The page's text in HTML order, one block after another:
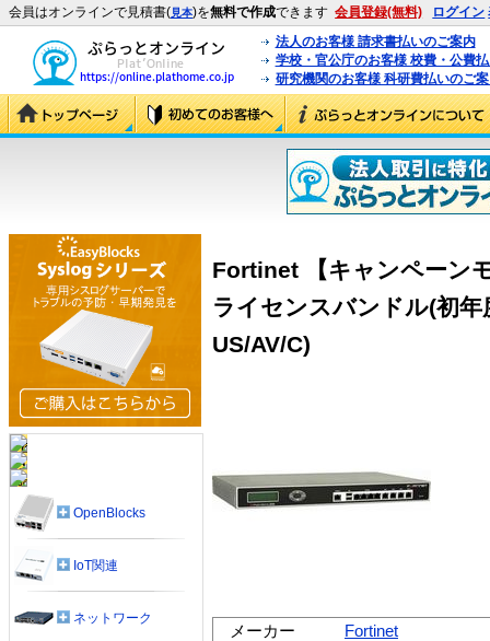
会員はオンラインで見積書(見本)を無料で作成できます 会員登録(無料) ログイン
法人のお客様 請求書払いのご案内
学校・官公庁のお客様 校費・公費
研究機関のお客様 科研費払いのご
Fortinet 【キャンペーン
ライセンスバンドル(初年
US/AV/C)
メーカー
Fortinet
OpenBlocks
IoT関連
ネットワーク